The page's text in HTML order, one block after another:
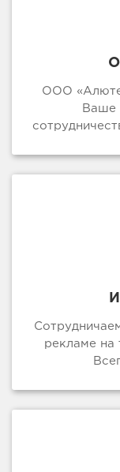
ООО
Ваше
рекламе на